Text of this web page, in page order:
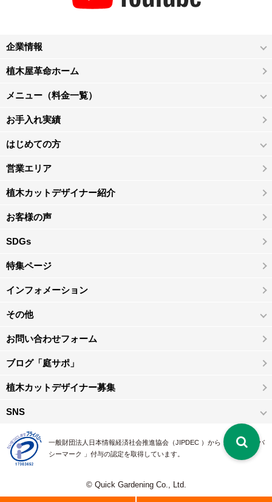
企業情報
植木屋革命ホーム
メニュー（料金一覧）
お手入れ実績
はじめての方
営業エリア
植木カットデザイナー紹介
お客様の声
SDGs
特集ページ
インフォメーション
その他
お問い合わせフォーム
ブログ「庭サポ」
植木カットデザイナー募集
SNS
一般財団法人日本情報経済社会推進協会（JIPDEC ）から 、「 プライバ
シーマーク 」付与の認定を取得しています。
© Quick Gardening Co., Ltd.